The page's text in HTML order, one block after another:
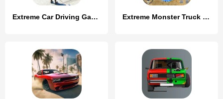
Extreme Car Driving Games Extreme Monster Truck Game 3D